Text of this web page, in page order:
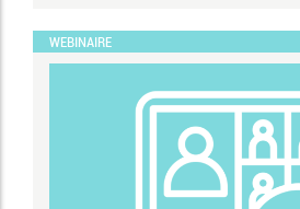
WEBINAIRE